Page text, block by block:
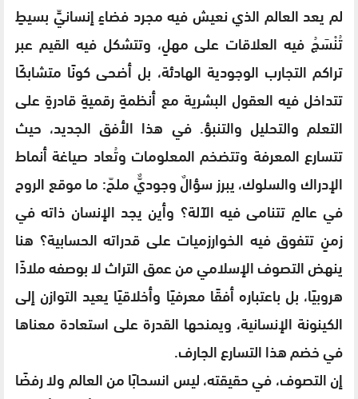
لم يعد العالم الذي نعيش فيه مجرد فضاءٍ إنسانيٍّ بسيطٍ
تُنْسَجُ فيه العلاقات على مهلٍ، وتتشكل فيه القيم عبر
تراكم التجارب الوجودية الهادئة، بل أضحى كونًا متشابكًا
تتداخل فيه العقول البشرية مع أنظمةٍ رقميةٍ قادرةٍ على
التعلم والتحليل والتنبؤ. في هذا الأفق الجديد، حيث
تتسارع المعرفة وتتضخم المعلومات وتُعاد صياغة أنماط
الإدراك والسلوك، يبرز سؤالٌ وجوديٌّ ملحّ: ما موقع الروح
في عالمٍ تتنامى فيه الآلة؟ وأين يجد الإنسان ذاته في
زمنٍ تتفوق فيه الخوارزميات على قدراته الحسابية؟ هنا
ينهض التصوف الإسلامي من عمق التراث لا بوصفه ملاذًا
هروبيًا، بل باعتباره أفقًا معرفيًا وأخلاقيًا يعيد التوازن إلى
الكينونة الإنسانية، ويمنحها القدرة على استعادة معناها
في خضم هذا التسارع الجارف.
إن التصوف، في حقيقته، ليس انسحابًا من العالم ولا رفضًا